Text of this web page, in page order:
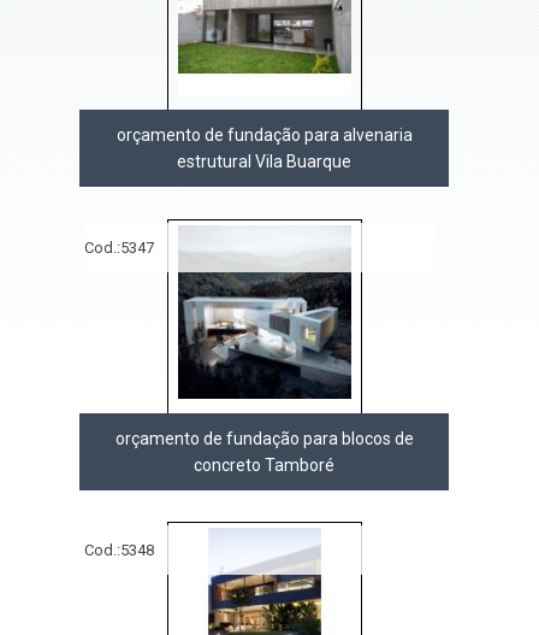
orçamento de fundação para alvenaria
estrutural Vila Buarque
Cod.:5347
orçamento de fundação para blocos de
concreto Tamboré
Cod.:5348